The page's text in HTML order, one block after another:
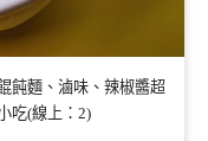
飩麵、滷味、辣椒醬超
吃(線上：2)